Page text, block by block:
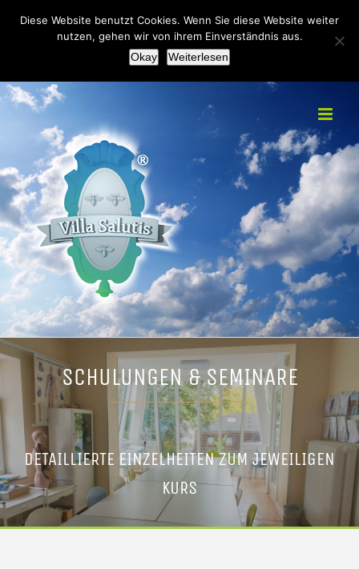
+49(0)2151 451092 info@villa-salutis.de
Facebook
SCHULUNGEN & SEMINARE
DETAILLIERTE EINZELHEITEN ZUM JEWEILIGEN
KURS
Diese Website benutzt Cookies. Wenn Sie diese Website weiter
nutzen, gehen wir von ihrem Einverständnis aus.
Okay
Weiterlesen